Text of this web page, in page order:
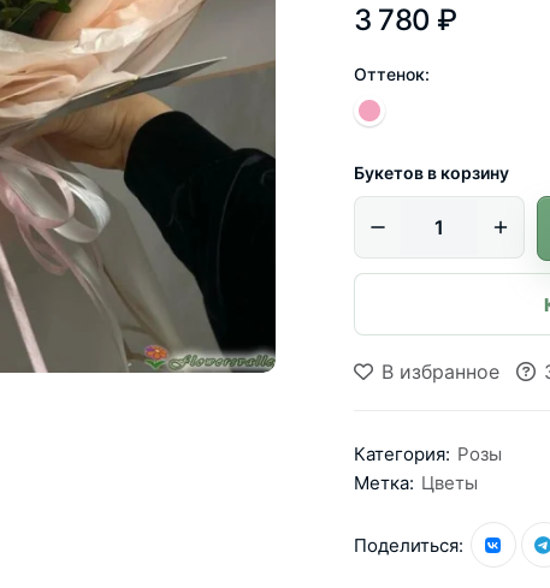
3 780 ₽
Оттенок:
Букетов в корзину
В избранное
Категория: Розы
Метка: Цветы
Поделиться: